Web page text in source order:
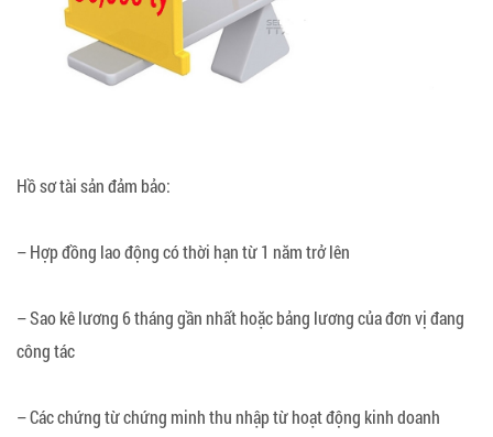
Hồ sơ tài sản đảm bảo:
– Hợp đồng lao động có thời hạn từ 1 năm trở lên
– Sao kê lương 6 tháng gần nhất hoặc bảng lương của đơn vị đang
công tác
– Các chứng từ chứng minh thu nhập từ hoạt động kinh doanh